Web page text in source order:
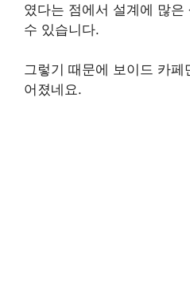
였다는 점에서 설계에 많
수 있습니다.
그렇기 때문에 보이드 카
어졌네요.